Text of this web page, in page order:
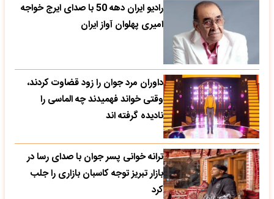
رادیو ایران دهه 50 با صدای ایرج خواجه
امیری پهلوان آواز ایران
داوران مرد جوان را زود قضاوت کردند،
وقتی خواند فهمیدند چه الماسی را
نادیده گرفته اند
ترانه خوانی پسر جوان با صدای رسا در
بازار تبریز توجه کاسبان بازاری را جلب
کرد